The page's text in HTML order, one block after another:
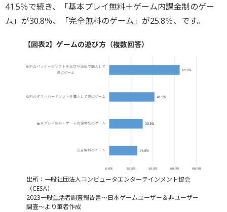
41.5％で続き、「基本プレイ無料＋ゲーム内課金制のゲー
ム」が30.8％、「完全無料のゲーム」が25.8％、です。
【図表2】ゲームの遊び方（複数回答）
出所：一般社団法人コンピュータエンターテインメント協会
（CESA）
2023一般生活者調査報告書～日本ゲームユーザー＆非ユーザー
調査～より筆者作成